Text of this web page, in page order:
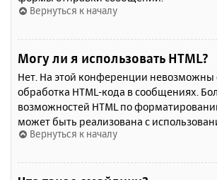
Вернуться к началу
Могу ли я использовать HTML?
Нет. На этой конференции невозможны
обработка HTML-кода в сообщениях.
возможностей HTML по
может быть реализована с
Вернуться к началу